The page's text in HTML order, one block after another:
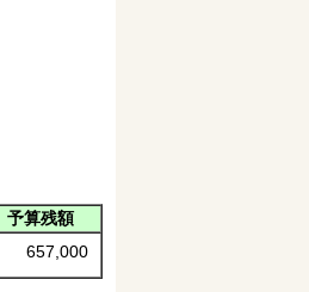
予算残額
657,000